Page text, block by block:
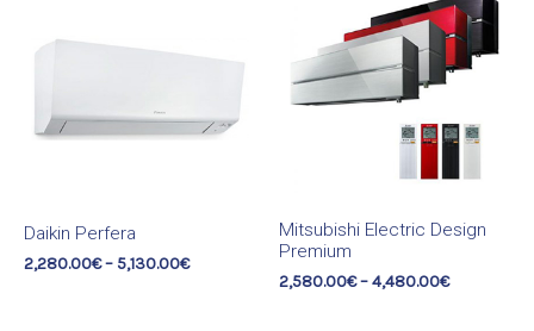
Daikin Perfera
2,280.00€– 5,130.00€
Mitsubishi Electric Design
Premium
2,580.00€–4,480.00€